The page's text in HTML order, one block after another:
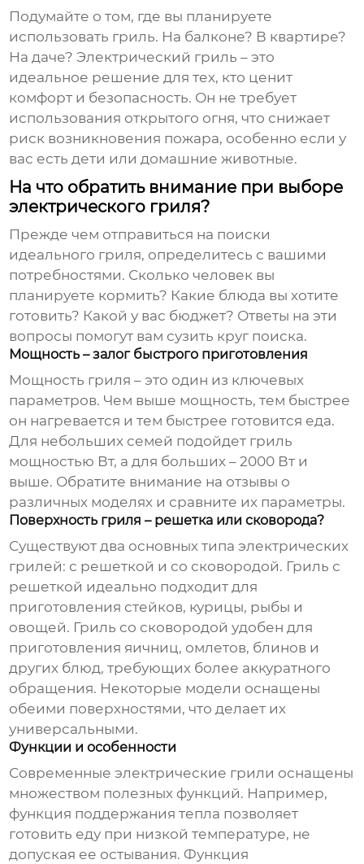
Подумайте о том, где вы планируете
использовать гриль. На балконе? В квартире?
На даче? Электрический гриль – это
идеальное решение для тех, кто ценит
комфорт и безопасность. Он не требует
использования открытого огня, что снижает
риск возникновения пожара, особенно если у
вас есть дети или домашние животные.
На что обратить внимание при выборе
электрического гриля?
Прежде чем отправиться на поиски
идеального гриля, определитесь с вашими
потребностями. Сколько человек вы
планируете кормить? Какие блюда вы хотите
готовить? Какой у вас бюджет? Ответы на эти
вопросы помогут вам сузить круг поиска.
Мощность – залог быстрого приготовления
Мощность гриля – это один из ключевых
параметров. Чем выше мощность, тем быстрее
он нагревается и тем быстрее готовится еда.
Для небольших семей подойдет гриль
мощностью Вт, а для больших – 2000 Вт и
выше. Обратите внимание на отзывы о
различных моделях и сравните их параметры.
Поверхность гриля – решетка или сковорода?
Существуют два основных типа электрических
грилей: с решеткой и со сковородой. Гриль с
решеткой идеально подходит для
приготовления стейков, курицы, рыбы и
овощей. Гриль со сковородой удобен для
приготовления яичниц, омлетов, блинов и
других блюд, требующих более аккуратного
обращения. Некоторые модели оснащены
обеими поверхностями, что делает их
универсальными.
Функции и особенности
Современные электрические грили оснащены
множеством полезных функций. Например,
функция поддержания тепла позволяет
готовить еду при низкой температуре, не
допуская ее остывания. Функция